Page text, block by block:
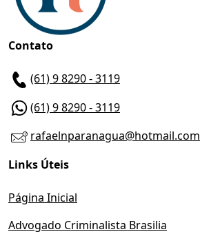
Contato
(61) 9 8290 - 3119
(61) 9 8290 - 3119
rafaelnparanagua@hotmail.com
Links Úteis
Página Inicial
Advogado Criminalista Brasilia